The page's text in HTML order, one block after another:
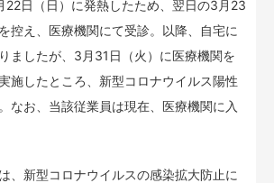
22日（日）に発熱したため、翌日の3月23
控え、医療機関にて受診。以降、自宅に
ましたが、3月31日（火）に医療機関を
施したところ、新型コロナウイルス陽性
なお、当該従業員は現在、医療機関に入
、新型コロナウイルスの感染拡大防止に